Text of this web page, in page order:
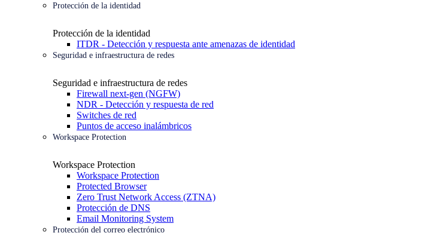
Protección de la identidad
Protección de la identidad
ITDR - Detección y respuesta ante amenazas de identidad
Seguridad e infraestructura de redes
Seguridad e infraestructura de redes
Firewall next-gen (NGFW)
NDR - Detección y respuesta de red
Switches de red
Puntos de acceso inalámbricos
Workspace Protection
Workspace Protection
Workspace Protection
Protected Browser
Zero Trust Network Access (ZTNA)
Protección de DNS
Email Monitoring System
Protección del correo electrónico